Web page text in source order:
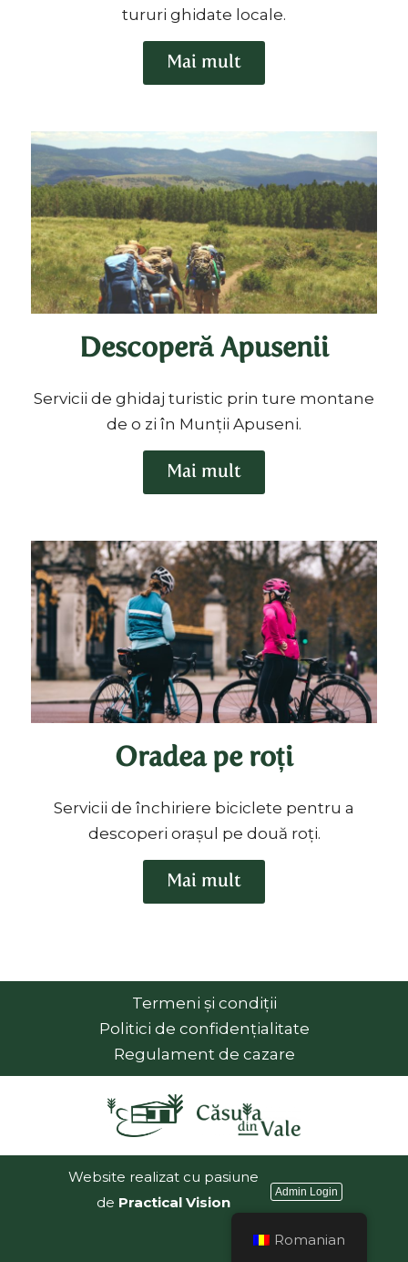
tururi ghidate locale.
Mai mult
Descoperă Apusenii
Servicii de ghidaj turistic prin ture montane
de o zi în Munții Apuseni.
Mai mult
Oradea pe roți
Servicii de închiriere biciclete pentru a
descoperi orașul pe două roți.
Mai mult
Termeni și condiții
Politici de confidențialitate
Regulament de cazare
Website realizat cu pasiune
de Practical Vision
Admin Login
Romanian